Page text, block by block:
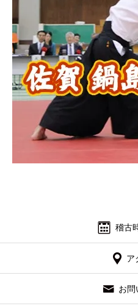
稽古
ア
お問
稽古時間と料金
よくあるご質問
お問い合わせ 見学・体験